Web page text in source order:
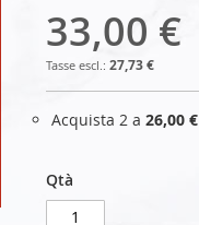
33,00 €
27,73 €
Acquista 2 a 26,00 €
Qtà